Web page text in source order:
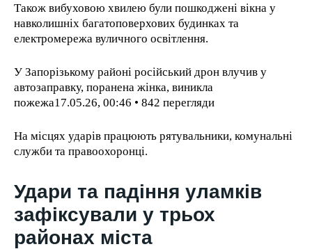
Також вибуховою хвилею були пошкоджені вікна у
навколишніх багатоповерхових будинках та
електромережа вуличного освітлення.
У Запорізькому районі російський дрон влучив у
автозаправку, поранена жінка, виникла
пожежа17.05.26, 00:46 • 842 перегляди
На місцях ударів працюють рятувальники, комунальні
служби та правоохоронці.
Удари та падіння уламків
зафіксували у трьох
районах міста